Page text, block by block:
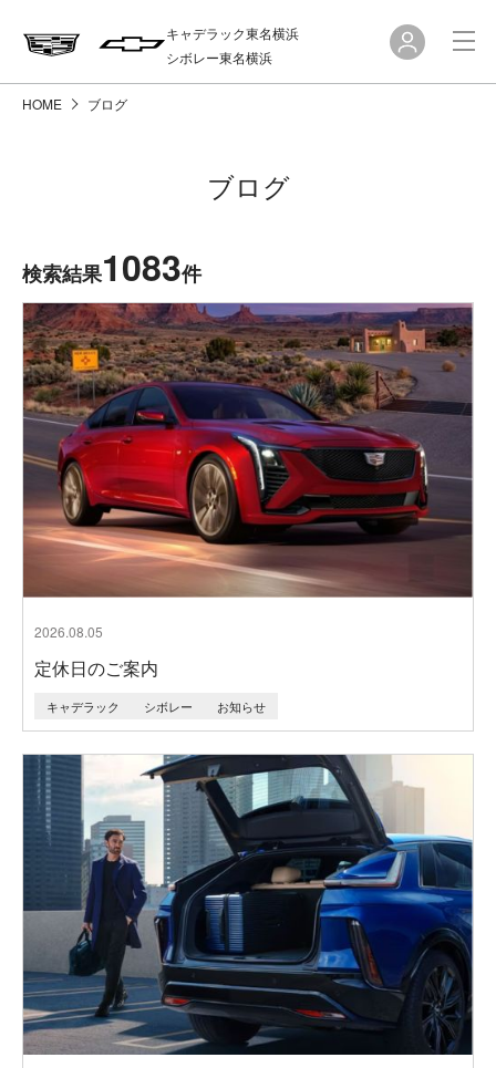
キャデラック東名横浜
シボレー東名横浜
HOME ブログ
ブログ
検索結果1083件
2026.08.05
定休日のご案内
キャデラック シボレー お知らせ